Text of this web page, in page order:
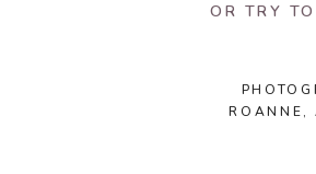
OR TRY
ROANNE,